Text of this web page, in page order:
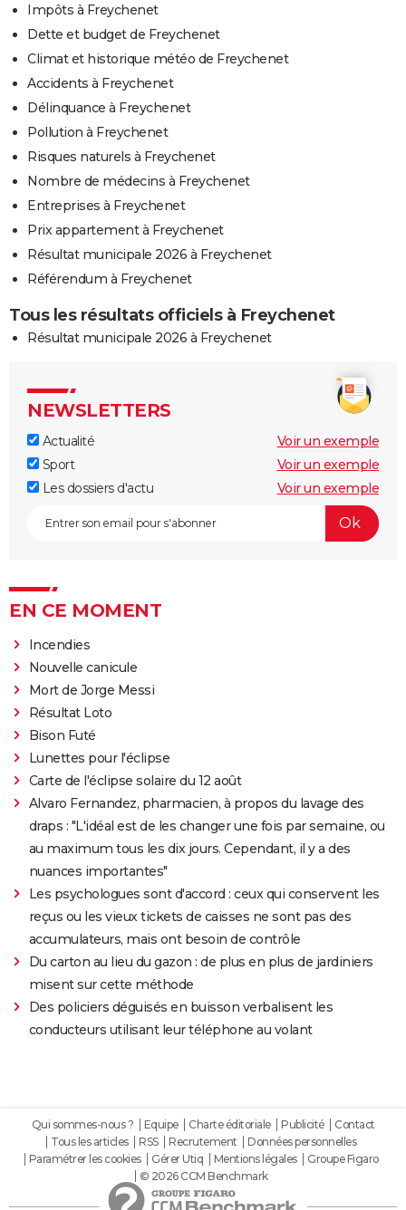
Impôts à Freychenet
Dette et budget de Freychenet
Climat et historique météo de Freychenet
Accidents à Freychenet
Délinquance à Freychenet
Pollution à Freychenet
Risques naturels à Freychenet
Nombre de médecins à Freychenet
Entreprises à Freychenet
Prix appartement à Freychenet
Résultat municipale 2026 à Freychenet
Référendum à Freychenet
Tous les résultats officiels à Freychenet
Résultat municipale 2026 à Freychenet
NEWSLETTERS
Actualité
Voir un exemple
Sport
Voir un exemple
Les dossiers d'actu
Voir un exemple
EN CE MOMENT
Incendies
Nouvelle canicule
Mort de Jorge Messi
Résultat Loto
Bison Futé
Lunettes pour l'éclipse
Carte de l'éclipse solaire du 12 août
Alvaro Fernandez, pharmacien, à propos du lavage des
draps : "L'idéal est de les changer une fois par semaine, ou
au maximum tous les dix jours. Cependant, il y a des
nuances importantes"
Les psychologues sont d'accord : ceux qui conservent les
reçus ou les vieux tickets de caisses ne sont pas des
accumulateurs, mais ont besoin de contrôle
Du carton au lieu du gazon : de plus en plus de jardiniers
misent sur cette méthode
Des policiers déguisés en buisson verbalisent les
conducteurs utilisant leur téléphone au volant
Qui sommes-nous ? Equipe Charte éditoriale Publicité
Contact
Tous les articles
RSS Recrutement
Données personnelles
Paramétrer les cookies
Gérer Utiq Mentions légales
Groupe Figaro
© 2026 CCM Benchmark